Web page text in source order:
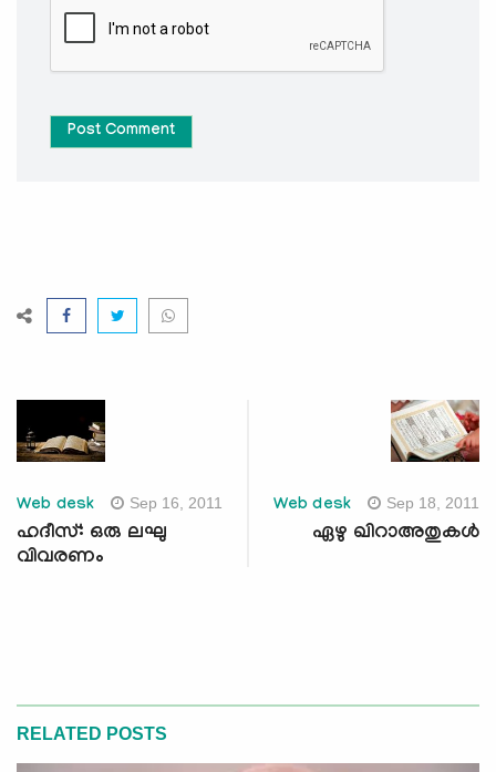
Post Comment
Web desk Sep 16, 2011
ഹദീസ്: ഒരു ലഘു
വിവരണം
Web desk Sep 18, 2011
ഏഴു ഖിറാഅതുകള്‍
RELATED POSTS